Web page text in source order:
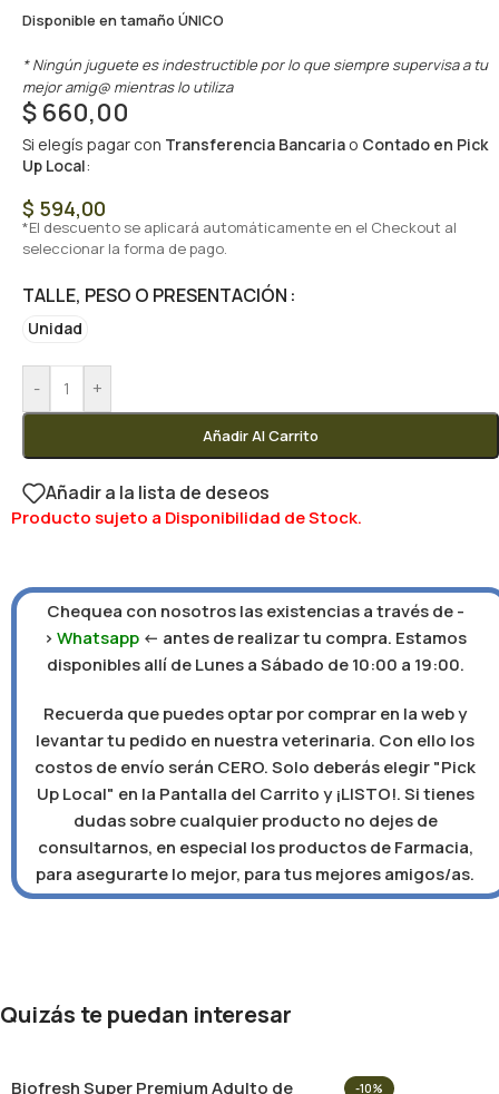
Disponible en tamaño ÚNICO
* Ningún juguete es indestructible por lo que siempre supervisa a tu
mejor amig@ mientras lo utiliza
$ 660,00
Si elegís pagar con Transferencia Bancaria o Contado en Pick
Up Local:
$ 594,00
*El descuento se aplicará automáticamente en el Checkout al
seleccionar la forma de pago.
TALLE, PESO O PRESENTACIÓN
Unidad
- +
Añadir Al Carrito
Añadir a la lista de deseos
Producto sujeto a Disponibilidad de Stock.
Chequea con nosotros las existencias a través de -
>Whatsapp <- antes de realizar tu compra. Estamos
disponibles allí de Lunes a Sábado de 10:00 a 19:00.
Recuerda que puedes optar por comprar en la web y
levantar tu pedido en nuestra veterinaria. Con ello los
costos de envío serán CERO. Solo deberás elegir "Pick
Up Local" en la Pantalla del Carrito y ¡LISTO!. Si tienes
dudas sobre cualquier producto no dejes de
consultarnos, en especial los productos de Farmacia,
para asegurarte lo mejor, para tus mejores amigos/as.
Quizás te puedan interesar
Biofresh Super Premium Adulto de -10%